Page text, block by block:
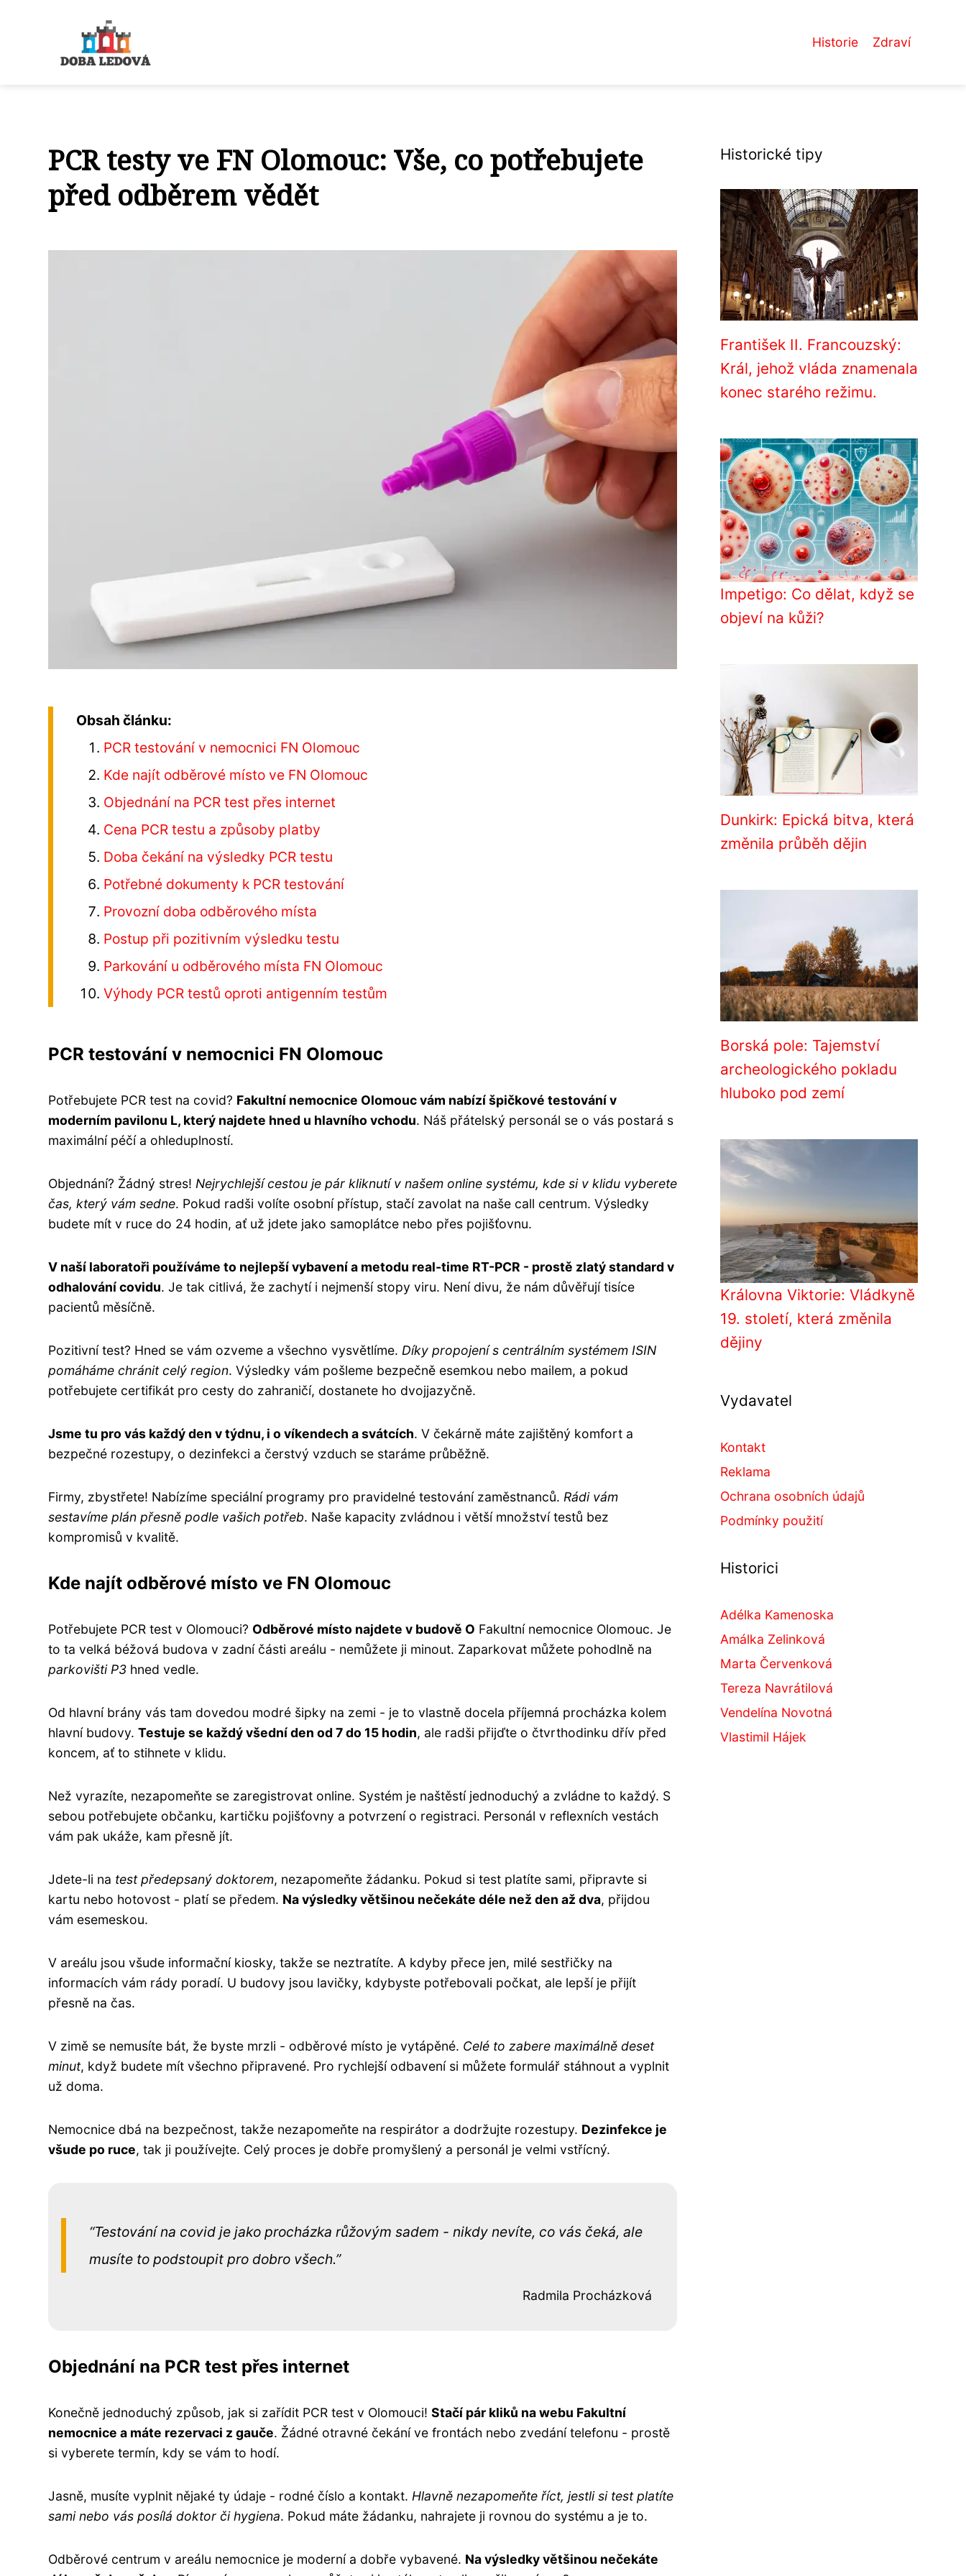
Historie Zdraví
PCR testy ve FN Olomouc: Vše, co potřebujete
před odběrem vědět
Obsah článku:
PCR testování v nemocnici FN Olomouc
Kde najít odběrové místo ve FN Olomouc
Objednání na PCR test přes internet
Cena PCR testu a způsoby platby
Doba čekání na výsledky PCR testu
Potřebné dokumenty k PCR testování
Provozní doba odběrového místa
Postup při pozitivním výsledku testu
Parkování u odběrového místa FN Olomouc
Výhody PCR testů oproti antigenním testům
PCR testování v nemocnici FN Olomouc
Potřebujete PCR test na covid? Fakultní nemocnice Olomouc vám nabízí špičkové testování v
moderním pavilonu L, který najdete hned u hlavního vchodu. Náš přátelský personál se o vás postará s
maximální péčí a ohleduplností.
Objednání? Žádný stres! Nejrychlejší cestou je pár kliknutí v našem online systému, kde si v klidu vyberete
čas, který vám sedne. Pokud radši volíte osobní přístup, stačí zavolat na naše call centrum. Výsledky
budete mít v ruce do 24 hodin, ať už jdete jako samoplátce nebo přes pojišťovnu.
V naší laboratoři používáme to nejlepší vybavení a metodu real-time RT-PCR - prostě zlatý standard v
odhalování covidu. Je tak citlivá, že zachytí i nejmenší stopy viru. Není divu, že nám důvěřují tisíce
pacientů měsíčně.
Pozitivní test? Hned se vám ozveme a všechno vysvětlíme. Díky propojení s centrálním systémem ISIN
pomáháme chránit celý region. Výsledky vám pošleme bezpečně esemkou nebo mailem, a pokud
potřebujete certifikát pro cesty do zahraničí, dostanete ho dvojjazyčně.
Jsme tu pro vás každý den v týdnu, i o víkendech a svátcích. V čekárně máte zajištěný komfort a
bezpečné rozestupy, o dezinfekci a čerstvý vzduch se staráme průběžně.
Firmy, zbystřete! Nabízíme speciální programy pro pravidelné testování zaměstnanců. Rádi vám
sestavíme plán přesně podle vašich potřeb. Naše kapacity zvládnou i větší množství testů bez
kompromisů v kvalitě.
Kde najít odběrové místo ve FN Olomouc
Potřebujete PCR test v Olomouci? Odběrové místo najdete v budově O Fakultní nemocnice Olomouc. Je
to ta velká béžová budova v zadní části areálu - nemůžete ji minout. Zaparkovat můžete pohodlně na
parkovišti P3 hned vedle.
Od hlavní brány vás tam dovedou modré šipky na zemi - je to vlastně docela příjemná procházka kolem
hlavní budovy. Testuje se každý všední den od 7 do 15 hodin, ale radši přijďte o čtvrthodinku dřív před
koncem, ať to stihnete v klidu.
Než vyrazíte, nezapomeňte se zaregistrovat online. Systém je naštěstí jednoduchý a zvládne to každý. S
sebou potřebujete občanku, kartičku pojišťovny a potvrzení o registraci. Personál v reflexních vestách
vám pak ukáže, kam přesně jít.
Jdete-li na test předepsaný doktorem, nezapomeňte žádanku. Pokud si test platíte sami, připravte si
kartu nebo hotovost - platí se předem. Na výsledky většinou nečekáte déle než den až dva, přijdou
vám esemeskou.
V areálu jsou všude informační kiosky, takže se neztratíte. A kdyby přece jen, milé sestřičky na
informacích vám rády poradí. U budovy jsou lavičky, kdybyste potřebovali počkat, ale lepší je přijít
přesně na čas.
V zimě se nemusíte bát, že byste mrzli - odběrové místo je vytápěné. Celé to zabere maximálně deset
minut, když budete mít všechno připravené. Pro rychlejší odbavení si můžete formulář stáhnout a vyplnit
už doma.
Nemocnice dbá na bezpečnost, takže nezapomeňte na respirátor a dodržujte rozestupy. Dezinfekce je
všude po ruce, tak ji používejte. Celý proces je dobře promyšlený a personál je velmi vstřícný.
Testování na covid je jako procházka růžovým sadem - nikdy nevíte, co vás čeká, ale
musíte to podstoupit pro dobro všech.
Radmila Procházková
Objednání na PCR test přes internet
Konečně jednoduchý způsob, jak si zařídit PCR test v Olomouci! Stačí pár kliků na webu Fakultní
nemocnice a máte rezervaci z gauče. Žádné otravné čekání ve frontách nebo zvedání telefonu - prostě
si vyberete termín, kdy se vám to hodí.
Jasně, musíte vyplnit nějaké ty údaje - rodné číslo a kontakt. Hlavně nezapomeňte říct, jestli si test platíte
sami nebo vás posílá doktor či hygiena. Pokud máte žádanku, nahrajete ji rovnou do systému a je to.
Odběrové centrum v areálu nemocnice je moderní a dobře vybavené. Na výsledky většinou nečekáte
Historické tipy
František II. Francouzský:
Král, jehož vláda znamenala
konec starého režimu.
Impetigo: Co dělat, když se
objeví na kůži?
Dunkirk: Epická bitva, která
změnila průběh dějin
Borská pole: Tajemství
archeologického pokladu
hluboko pod zemí
Královna Viktorie: Vládkyně
19. století, která změnila
dějiny
Vydavatel
Kontakt
Reklama
Ochrana osobních údajů
Podmínky použití
Historici
Adélka Kamenoska
Amálka Zelinková
Marta Červenková
Tereza Navrátilová
Vendelína Novotná
Vlastimil Hájek